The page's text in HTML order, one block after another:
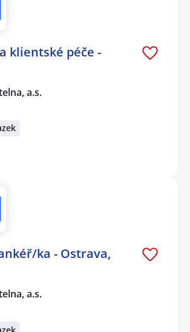
klientské péče -
a.s.
ka - Ostrava,
a.s.